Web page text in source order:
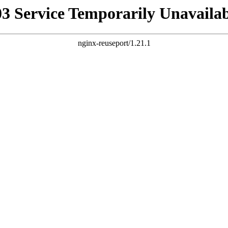
Service Temporarily
nginx-reuseport/1.21.1